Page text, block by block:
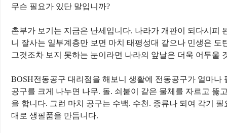
무슨 필요가 있단 말입니까?
촌부가 보기는 지금은 난세입니다. 나라가 개판이 되다시피
니 잘사는 일부계층만 보면 마치 태평성대 같으나 민생은 도
그것조차 보지 못하는 눈이라면 나라의 앞날은 더욱 어두울
BOSH전동공구 대리점을 해보니 생활에 전동공구가 얼마나
공구를 크게 나누면 나무. 돌. 쇠붙이 같은 물체를 자르고 뚫
을 합니다. 그런 마치 공구는 수백. 수천 . 종류나 되여 각기
대로 생필품을 만듭니다.